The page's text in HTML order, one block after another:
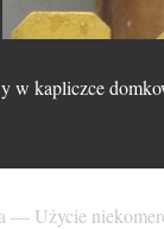
w kapliczce
— Użycie